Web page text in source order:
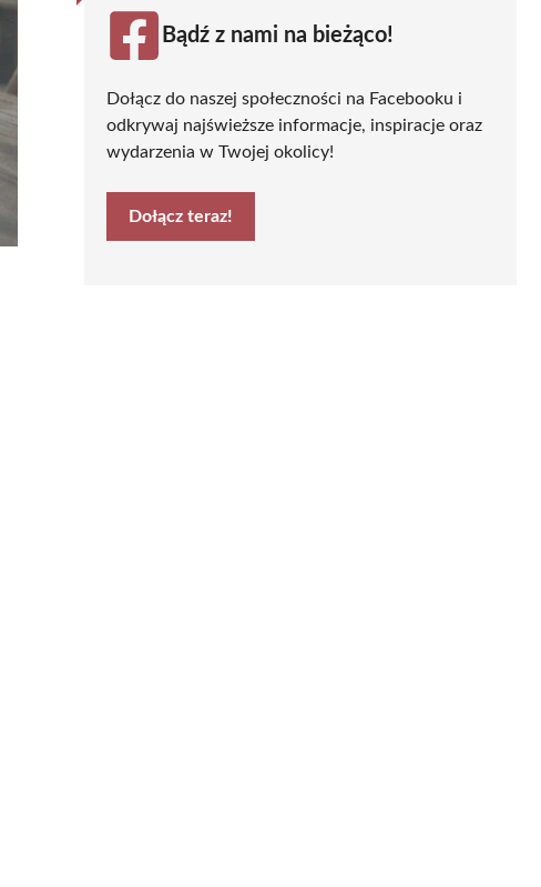
Bądź z nami na bieżąco!
Dołącz do naszej społeczności na Facebooku i
odkrywaj najświeższe informacje, inspiracje oraz
wydarzenia w Twojej okolicy!
Dołącz teraz!